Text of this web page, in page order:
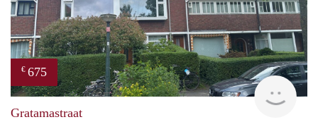
€ 675
Gratamastraat